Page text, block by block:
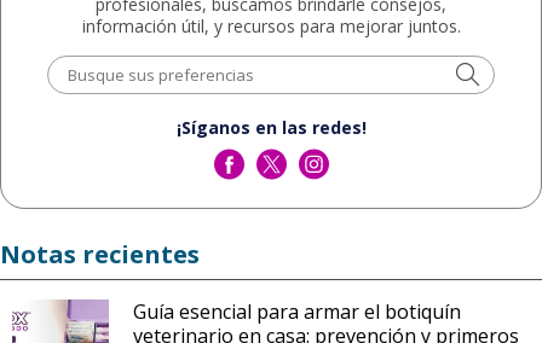
profesionales, buscamos brindarle consejos,
información útil, y recursos para mejorar juntos.
¡Síganos en las redes!
Notas recientes
Guía esencial para armar el botiquín
veterinario en casa: prevención y primeros